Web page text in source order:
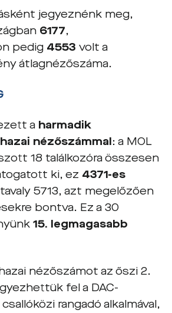
jegyeznénk meg,
6177,
pedig 4553 volt a
átlagnézőszáma.
a harmadik
nézőszámmal: a MOL
18 találkozóra összesen
ki, ez 4371-es
5713, azt megelőzően
bontva. Ez a 30
15. legmagasabb
nézőszámot az őszi 2.
fel a DAC-
rangadó alkalmával,